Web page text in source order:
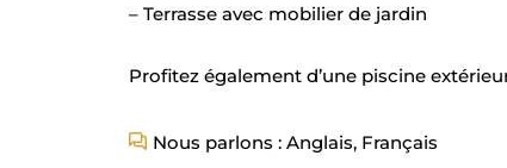
– Terrasse avec mobilier de jardin
Profitez également d’une piscine
Nous parlons : Anglais, Français